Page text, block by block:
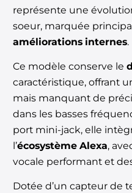
représente une
soeur, marquée
améliorations internes.
Ce modèle conserve le
caractéristique, offrant
mais manquant de
dans les basses
port mini-jack, elle
l’écosystème Alexa,
vocale performant et
Dotée d’un capteur de